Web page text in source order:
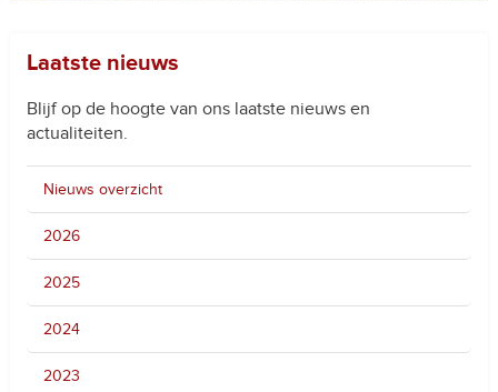
Laatste nieuws
Blijf op de hoogte van ons laatste nieuws en
actualiteiten.
Nieuws overzicht
2026
2025
2024
2023